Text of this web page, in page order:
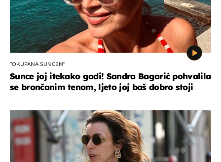
"OKUPANA SUNCEM"
Sunce joj itekako godi! Sandra Bagarić pohvalila
se brončanim tenom, ljeto joj baš dobro stoji